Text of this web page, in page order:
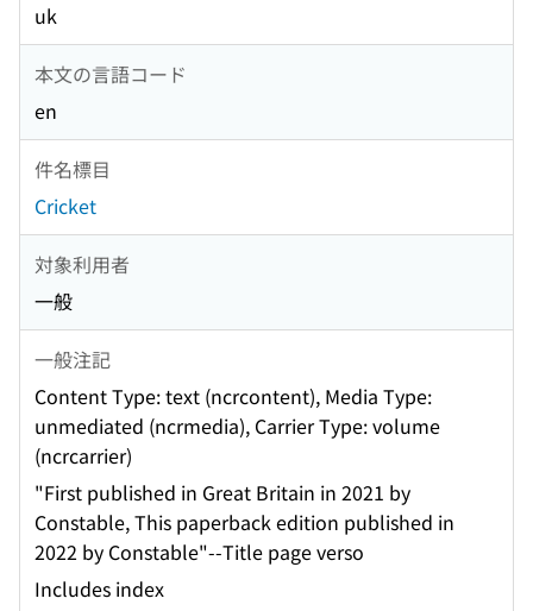
uk
本文の言語コード
en
件名標目
Cricket
対象利用者
一般
一般注記
Content Type: text (ncrcontent), Media Type:
unmediated (ncrmedia), Carrier Type: volume
(ncrcarrier)
"First published in Great Britain in 2021 by
Constable, This paperback edition published in
2022 by Constable"--Title page verso
Includes index